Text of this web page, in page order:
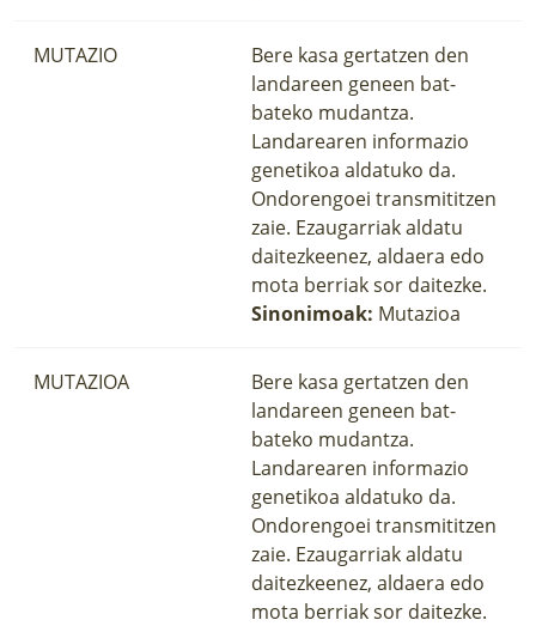
MUTAZIO
Bere kasa gertatzen den
landareen geneen bat-
bateko mudantza.
Landarearen informazio
genetikoa aldatuko da.
Ondorengoei transmititzen
zaie. Ezaugarriak aldatu
daitezkeenez, aldaera edo
mota berriak sor daitezke.
Sinonimoak: Mutazioa
MUTAZIOA
Bere kasa gertatzen den
landareen geneen bat-
bateko mudantza.
Landarearen informazio
genetikoa aldatuko da.
Ondorengoei transmititzen
zaie. Ezaugarriak aldatu
daitezkeenez, aldaera edo
mota berriak sor daitezke.